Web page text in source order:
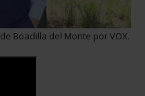
Boadilla del Monte por VOX.